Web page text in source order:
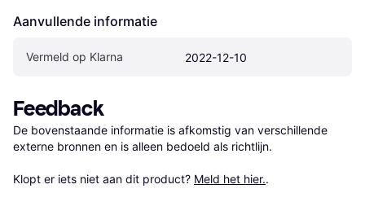
Aanvullende informatie
Vermeld op Klarna 2022-12-10
Feedback
De bovenstaande informatie is afkomstig van verschillende
externe bronnen en is alleen bedoeld als richtlijn.
Klopt er iets niet aan dit product? Meld het hier..